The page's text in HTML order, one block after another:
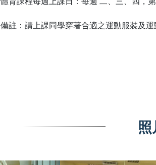
備註：請上課同學穿著合適之運動服裝及運